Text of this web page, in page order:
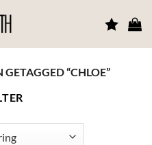
“CHLOE”